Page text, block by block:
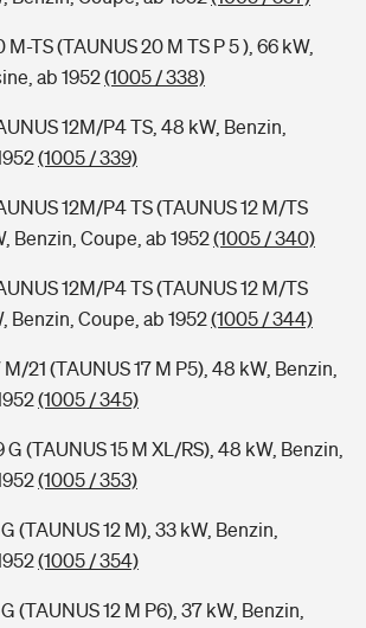
M-TS (TAUNUS 20 M TS P 5 ), 66 kW,
ab 1952(1005 / 338)
12M/P4 TS, 48 kW, Benzin,
(1005 / 339)
12M/P4 TS (TAUNUS 12 M/TS
Benzin, Coupe, ab 1952(1005 / 340)
12M/P4 TS (TAUNUS 12 M/TS
Benzin, Coupe, ab 1952(1005 / 344)
M/21 (TAUNUS 17 M P5), 48 kW, Benzin,
(1005 / 345)
G (TAUNUS 15 M XL/RS), 48 kW, Benzin,
(1005 / 353)
(TAUNUS 12 M), 33 kW, Benzin,
(1005 / 354)
(TAUNUS 12 M P6), 37 kW, Benzin,